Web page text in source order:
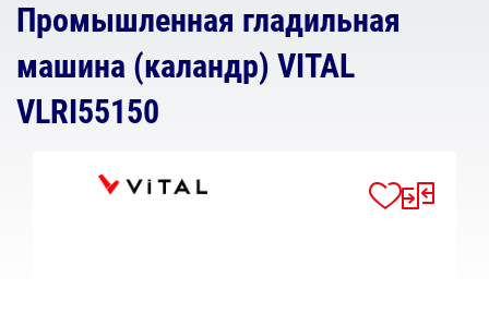
Промышленная гладильная
машина (каландр) VITAL
VLRI55150